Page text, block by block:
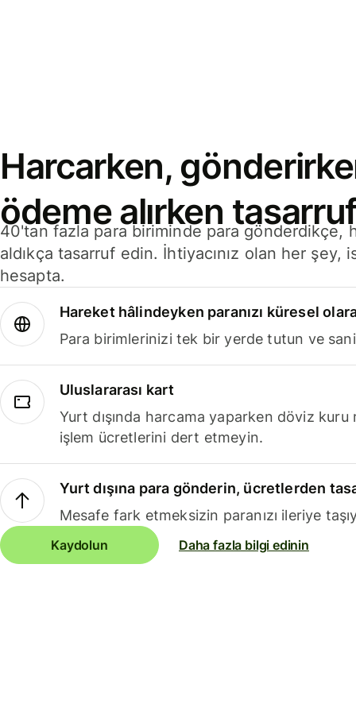
Harcarken,
ödeme alırken
40'tan fazla para biriminde para gönderdikçe,
aldıkça tasarruf edin. İhtiyacınız olan her
hesapta.
Hareket hâlindeyken paranızı küresel
Para birimlerinizi tek bir yerde tutun ve
Uluslararası kart
Yurt dışında harcama yaparken döviz kuru
işlem ücretlerini dert etmeyin.
Yurt dışına para gönderin, ücretlerden
Mesafe fark etmeksizin paranızı ileriye
Kaydolun Daha fazla bilgi edinin